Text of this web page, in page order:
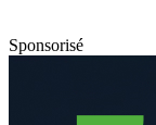
Sponsorisé